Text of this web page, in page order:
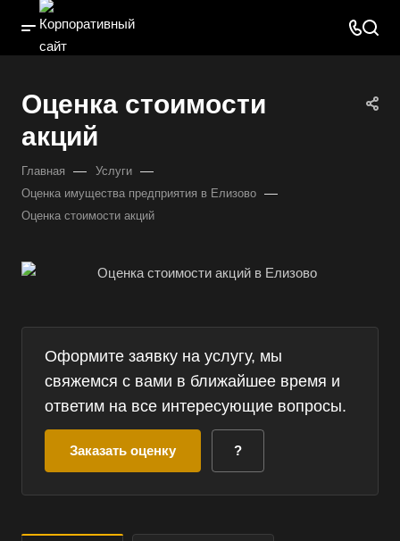
Оценка стоимости
акций
Главная — Услуги —
Оценка имущества предприятия в Елизово —
Оценка стоимости акций
Оформите заявку на услугу, мы
свяжемся с вами в ближайшее время и
ответим на все интересующие вопросы.
Заказать оценку ?